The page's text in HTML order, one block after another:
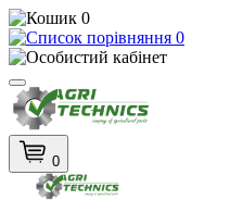
0
0
0